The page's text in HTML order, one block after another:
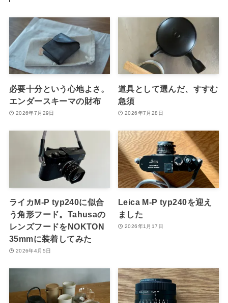
必要十分という心地よさ。
エンダースキーマの財布
2026年7月29日
道具として選んだ、すすむ
急須
2026年7月28日
ライカM-P typ240に似合
う角形フード。Tahusaの
レンズフードをNOKTON
35mmに装着してみた
2026年4月5日
Leica M-P typ240を迎え
ました
2026年1月17日